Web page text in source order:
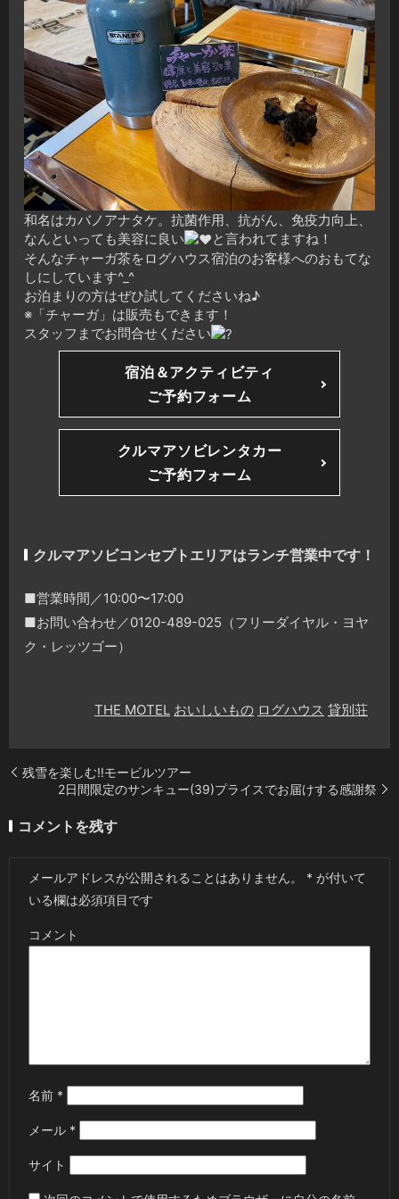
和名はカバノアナタケ。抗菌作用、抗がん、免疫力向上、
なんといっても美容に良い
と言われてますね！
そんなチャーガ茶をログハウス宿泊のお客様へのおもてな
しにしています^_^
お泊まりの方はぜひ試してくださいね♪
※「チャーガ」は販売もできます！
スタッフまでお問合せください
宿泊＆アクティビティ
ご予約フォーム
クルマアソビレンタカー
ご予約フォーム
クルマアソビコンセプトエリアはランチ営業中です！
■営業時間／10:00〜17:00
■お問い合わせ／0120-489-025（フリーダイヤル・ヨヤ
ク・レッツゴー）
THE MOTEL おいしいもの ログハウス 貸別荘
残雪を楽しむ‼️モービルツアー
2日間限定のサンキュー(39)プライスでお届けする感謝祭
コメントを残す
メールアドレスが公開されることはありません。 * が付いて
いる欄は必須項目です
コメント
名前 *
メール *
サイト